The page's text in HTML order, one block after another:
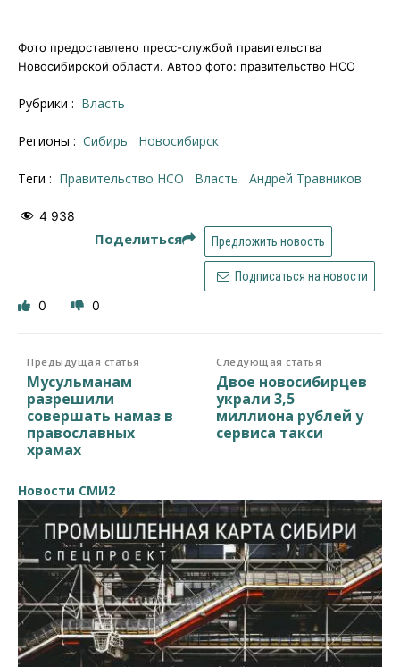
Фото предоставлено пресс-службой правительства
Новосибирской области. Автор фото: правительство НСО
Рубрики : Власть
Регионы : Сибирь Новосибирск
Теги : правительство НСО власть Андрей Травников
4 938
Поделиться Предложить новость
Подписаться на новости
0 0
Предыдущая статья
Мусульманам
разрешили
совершать намаз в
православных
храмах
Следующая статья
Двое новосибирцев
украли 3,5
миллиона рублей у
сервиса такси
Новости СМИ2